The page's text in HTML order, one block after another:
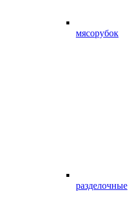
мясорубок
разделочные